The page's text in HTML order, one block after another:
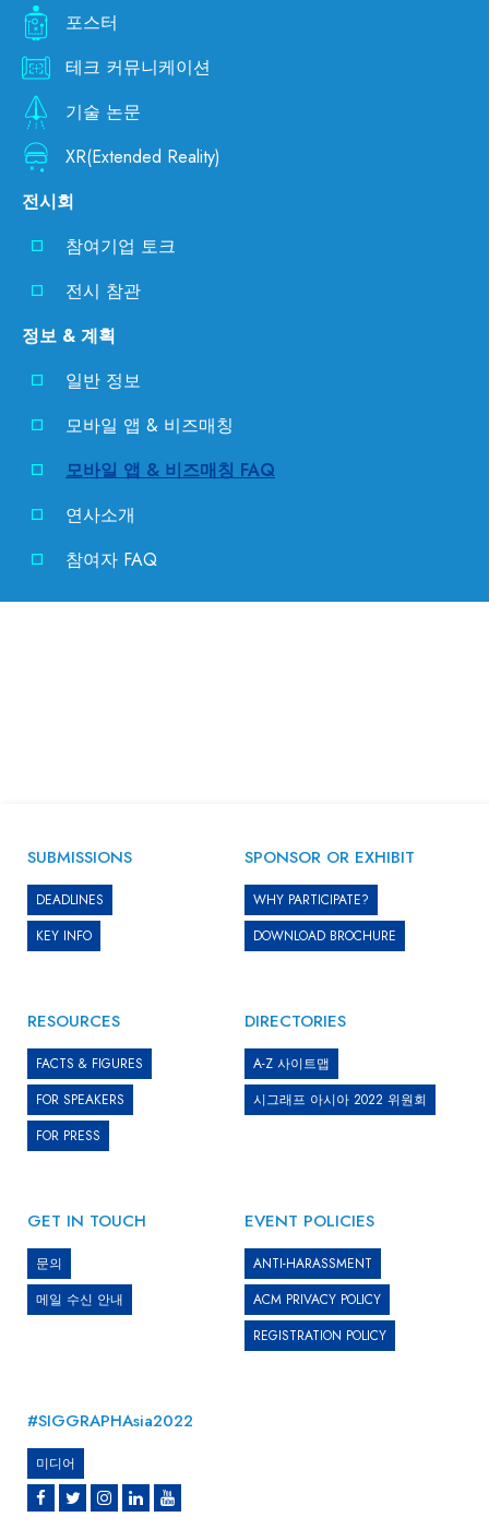
포스터
테크 커뮤니케이션
기술 논문
XR(Extended Reality)
전시회
참여기업 토크
전시 참관
정보 & 계획
일반 정보
모바일 앱 & 비즈매칭
모바일 앱 & 비즈매칭 FAQ
연사소개
참여자 FAQ
SUBMISSIONS
DEADLINES
KEY INFO
SPONSOR OR EXHIBIT
WHY PARTICIPATE?
DOWNLOAD BROCHURE
RESOURCES
FACTS & FIGURES
FOR SPEAKERS
FOR PRESS
DIRECTORIES
A-Z 사이트맵
시그래프 아시아 2022 위원회
GET IN TOUCH
문의
메일 수신 안내
EVENT POLICIES
ANTI-HARASSMENT
ACM PRIVACY POLICY
REGISTRATION POLICY
#SIGGRAPHAsia2022
미디어